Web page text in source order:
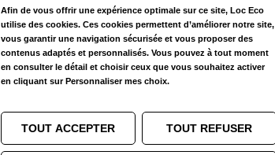
Choisir ce modèle
Afin de vous offrir une expérience optimale sur ce site, Loc Eco
utilise des cookies. Ces cookies permettent d’améliorer notre site,
vous garantir une navigation sécurisée et vous proposer des
contenus adaptés et personnalisés. Vous pouvez à tout moment
en consulter le détail et choisir ceux que vous souhaitez activer
en cliquant sur Personnaliser mes choix.
TOUT ACCEPTER TOUT REFUSER